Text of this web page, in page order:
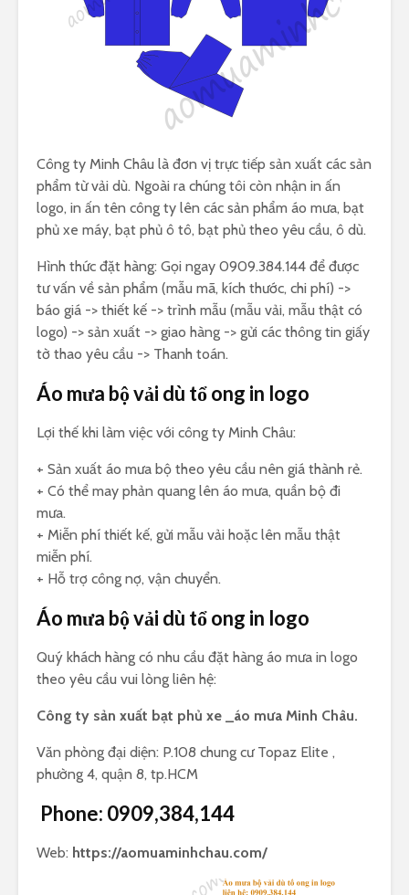
Công ty Minh Châu là đơn vị trực tiếp sản xuất các sản
phẩm từ vải dù. Ngoài ra chúng tôi còn nhận in ấn
logo, in ấn tên công ty lên các sản phẩm áo mưa, bạt
phủ xe máy, bạt phủ ô tô, bạt phủ theo yêu cầu, ô dù.
Hình thức đặt hàng: Gọi ngay 0909.384.144 để được
tư vấn về sản phẩm (mẫu mã, kích thước, chi phí) ->
báo giá -> thiết kế -> trình mẫu (mẫu vải, mẫu thật có
logo) -> sản xuất -> giao hàng -> gửi các thông tin giấy
tờ thao yêu cầu -> Thanh toán.
Áo mưa bộ vải dù tổ ong in logo
Lợi thế khi làm việc với công ty Minh Châu:
+ Sản xuất áo mưa bộ theo yêu cầu nên giá thành rẻ.
+ Có thể may phản quang lên áo mưa, quần bộ đi
mưa.
+ Miễn phí thiết kế, gửi mẫu vải hoặc lên mẫu thật
miễn phí.
+ Hỗ trợ công nợ, vận chuyển.
Áo mưa bộ vải dù tổ ong in logo
Quý khách hàng có nhu cầu đặt hàng áo mưa in logo
theo yêu cầu vui lòng liên hệ:
Công ty sản xuất bạt phủ xe _áo mưa Minh Châu.
Văn phòng đại diện: P.108 chung cư Topaz Elite ,
phường 4, quận 8, tp.HCM
Phone: 0909,384,144
Web: https://aomuaminhchau.com/